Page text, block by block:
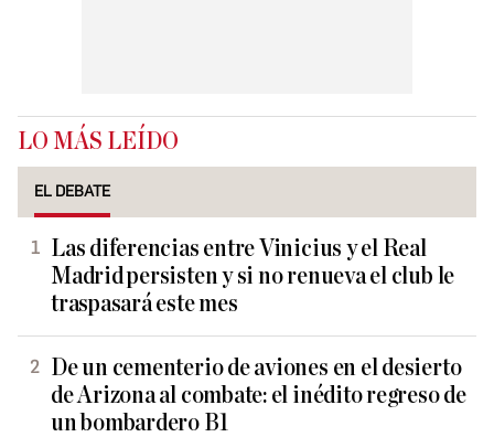
LO MÁS LEÍDO
EL DEBATE
Las diferencias entre Vinicius y el Real
Madrid persisten y si no renueva el club le
traspasará este mes
De un cementerio de aviones en el desierto
de Arizona al combate: el inédito regreso de
un bombardero B1